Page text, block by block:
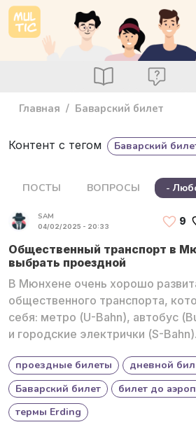
Перейти к основному содержанию
Посты
Главная Баварский билет
Контент с тегом Баварский
ПОСТЫ ВОПРОСЫ -
SAM
04/02/2025 - 20:33 9
Общественный транспорт в
выбрать проездной
В Мюнхене очень хорошо
общественного транспорта,
себя: метро (U-Bahn), автобус
и городские электрички (S-Bahn).
проездные билеты
дневной
Баварский билет
билет до
термы Erding